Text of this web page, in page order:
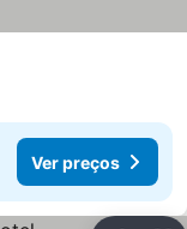
Ver preços